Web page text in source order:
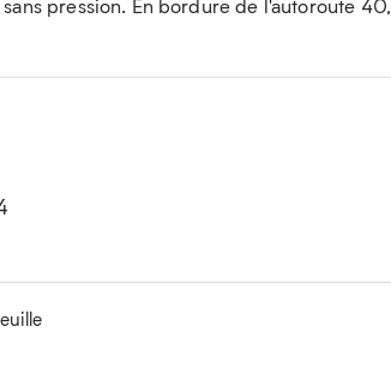
pression. En bordure de l'autoroute 40,